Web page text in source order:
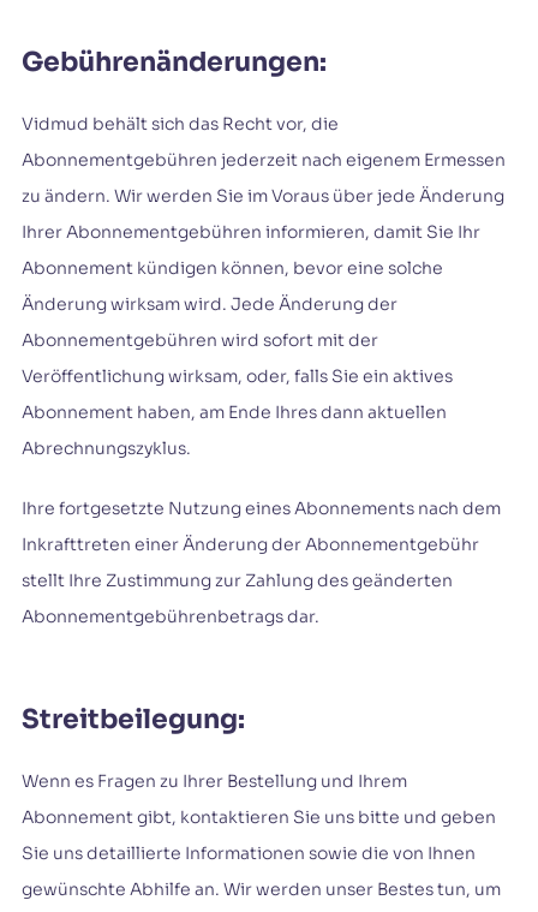
Gebührenänderungen:
Vidmud behält sich das Recht vor, die
Abonnementgebühren jederzeit nach eigenem Ermessen
zu ändern. Wir werden Sie im Voraus über jede Änderung
Ihrer Abonnementgebühren informieren, damit Sie Ihr
Abonnement kündigen können, bevor eine solche
Änderung wirksam wird. Jede Änderung der
Abonnementgebühren wird sofort mit der
Veröffentlichung wirksam, oder, falls Sie ein aktives
Abonnement haben, am Ende Ihres dann aktuellen
Abrechnungszyklus.
Ihre fortgesetzte Nutzung eines Abonnements nach dem
Inkrafttreten einer Änderung der Abonnementgebühr
stellt Ihre Zustimmung zur Zahlung des geänderten
Abonnementgebührenbetrags dar.
Streitbeilegung:
Wenn es Fragen zu Ihrer Bestellung und Ihrem
Abonnement gibt, kontaktieren Sie uns bitte und geben
Sie uns detaillierte Informationen sowie die von Ihnen
gewünschte Abhilfe an. Wir werden unser Bestes tun, um